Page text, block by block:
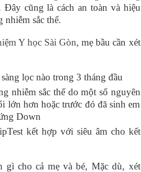
cũng là cách an toàn và hiệu
nhiễm sắc thể.
Y học Sài Gòn, mẹ bầu cần xét
lọc nào trong 3 tháng đầu
nhiễm sắc thể do một số nguyên
lớn hơn hoặc trước đó đã sinh em
Down
kết hợp với siêu âm cho kết
gì cho cả mẹ và bé, Mặc dù, xét